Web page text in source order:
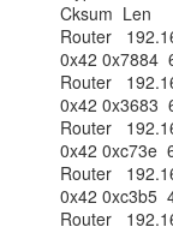
Cksum  Len
Router
0x42 0x7884
Router
0x42 0x3683
Router
0x42 0xc73e
Router
0x42 0xc3b5
Router